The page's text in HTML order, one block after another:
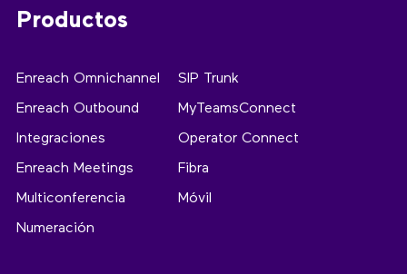
Productos
Enreach Omnichannel
Enreach Outbound
Integraciones
Enreach Meetings
Multiconferencia
Numeración
SIP Trunk
MyTeamsConnect
Operator Connect
Fibra
Móvil